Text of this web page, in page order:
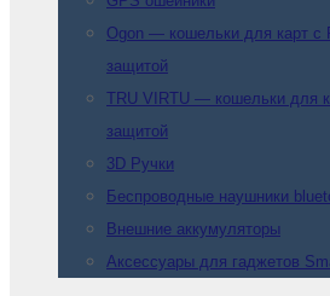
Ogon — кошельки для карт с
защитой
TRU VIRTU — кошельки для
защитой
3D Ручки
Беспроводные наушники
Внешние аккумуляторы
Аксессуары для гаджетов